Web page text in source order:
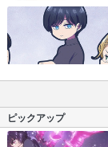
ピックアップ